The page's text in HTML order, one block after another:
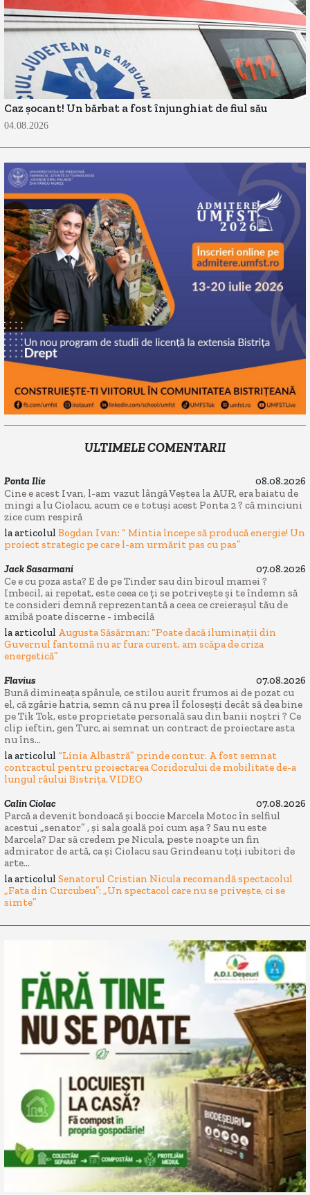
Caz șocant! Un bărbat a fost înjunghiat de fiul său
04.08.2026
ULTIMELE COMENTARII
Ponta Ilie
08.08.2026
Cine e acest Ivan, l-am vazut lângă Veștea la AUR, era baiatu de
mingi a lu Ciolacu, acum ce e totuși acest Ponta 2 ? că minciuni
zice cum respiră
la articolul Bogdan Ivan: “ Mintia începe să producă energie! Un
proiect strategic pe care l-am urmărit pas cu pas”
Jack Sasarmani
07.08.2026
Ce e cu poza asta? E de pe Tinder sau din biroul mamei ?
Imbecil, ai repetat, este ceea ce ți se potrivește și te îndemn să
te consideri demnă reprezentantă a ceea ce creierașul tău de
amibă poate discerne - imbecilă
la articolul Augusta Săsărman: “Poate dacă iluminații din
Guvernul fantomă nu ar fura curent, am scăpa de criza
energetică”
Flavius
07.08.2026
Bună dimineața spânule, ce stilou aurit frumos ai de pozat cu
el, că zgârie hatria, semn că nu prea îl foloseșți decât să dea bine
pe Tik Tok, este proprietate personală sau din banii noștri ? Ce
clip ieftin, gen Turc, ai semnat un contract de proiectare asta
nu îns...
la articolul “Linia Albastră” prinde contur. A fost semnat
contractul pentru proiectarea Coridorului de mobilitate de-a
lungul râului Bistrița. VIDEO
Calin Ciolac
07.08.2026
Parcă a devenit bondoacă și boccie Marcela Motoc în selfiul
acestui „senator” , și sala goală poi cum așa ? Sau nu este
Marcela? Dar să credem pe Nicula, peste noapte un fin
admirator de artă, ca și Ciolacu sau Grindeanu toți iubitori de
arte...
la articolul Senatorul Cristian Nicula recomandă spectacolul
„Fata din Curcubeu”: „Un spectacol care nu se privește, ci se
simte”